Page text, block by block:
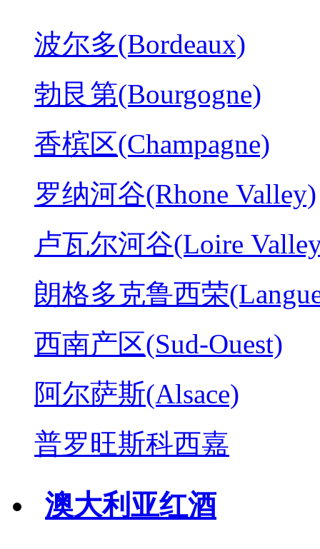
波尔多(Bordeaux)
勃艮第(Bourgogne)
香槟区(Champagne)
罗纳河谷(Rhone Valley)
卢瓦尔河谷(Loire
朗格多克鲁西荣
西南产区(Sud-Ouest)
阿尔萨斯(Alsace)
普罗旺斯科西嘉
澳大利亚红酒